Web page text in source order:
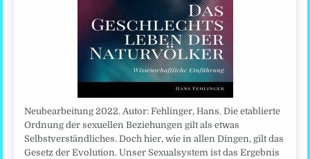
Neubearbeitung 2022. Autor: Fehlinger, Hans. Die etablierte
Ordnung der sexuellen Beziehungen gilt als etwas
Selbstverständliches. Doch hier, wie in allen Dingen, gilt das
Gesetz der Evolution. Unser Sexualsystem ist das Ergebnis